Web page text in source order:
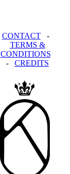
CONTACT-
TERMS &
CONDITIONS
- CREDITS